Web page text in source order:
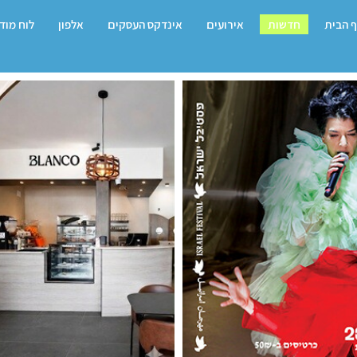
הבית חדשות אירועים אינדקס העסקים אלפון לוח